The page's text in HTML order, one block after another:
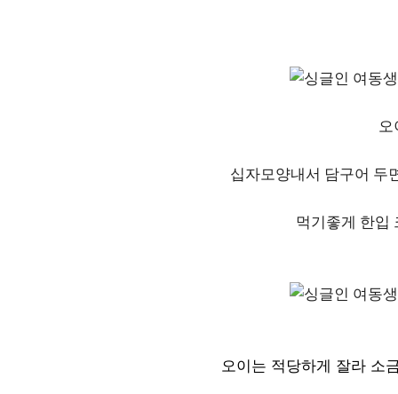
오
십자모양내서 담구어 두
먹기좋게 한입
오이는 적당하게 잘라 소